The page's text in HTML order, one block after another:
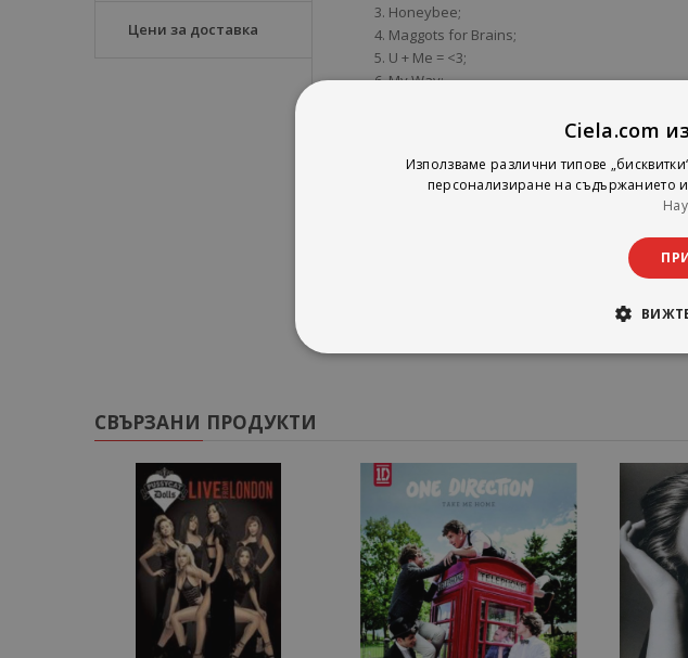
Цени за доставка
Honeybee;
Maggots for Brains;
U + Me = <3;
My Way;
What's Wrong With Me (Feat. Robert Smith);
СВЪРЗАНИ ПРОДУКТИ
Ciela.com
Използваме различни типове
персонализиране на съдържанието